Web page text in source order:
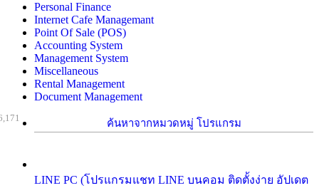
Personal Finance
Internet Cafe Managemant
Point Of Sale (POS)
Accounting System
Management System
Miscellaneous
Rental Management
Document Management
ค้นหาจากหมวดหมู่ โปรแกรม
LINE PC (โปรแกรมแชท LINE บนคอม ติดตั้งง่าย อัปเดต